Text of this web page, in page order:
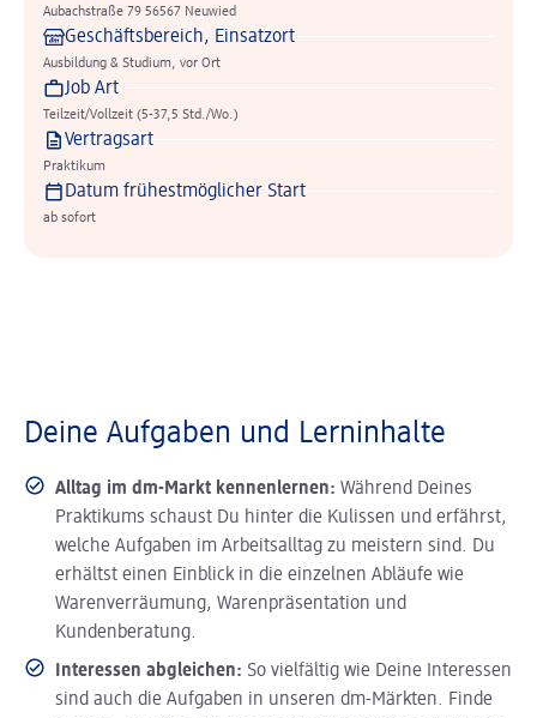
Aubachstraße 79 56567 Neuwied
Geschäftsbereich, Einsatzort
Ausbildung & Studium, vor Ort
Job Art
Teilzeit/Vollzeit (5-37,5 Std./Wo.)
Vertragsart
Praktikum
Datum frühestmöglicher Start
ab sofort
Deine Aufgaben und Lerninhalte
Alltag im dm-Markt kennenlernen: Während Deines
Praktikums schaust Du hinter die Kulissen und erfährst,
welche Aufgaben im Arbeitsalltag zu meistern sind. Du
erhältst einen Einblick in die einzelnen Abläufe wie
Warenverräumung, Warenpräsentation und
Kundenberatung.
Interessen abgleichen: So vielfältig wie Deine Interessen
sind auch die Aufgaben in unseren dm-Märkten. Finde